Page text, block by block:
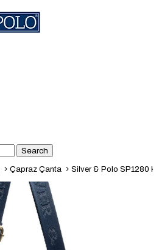
Çapraz Çanta Silver & Polo SP1280